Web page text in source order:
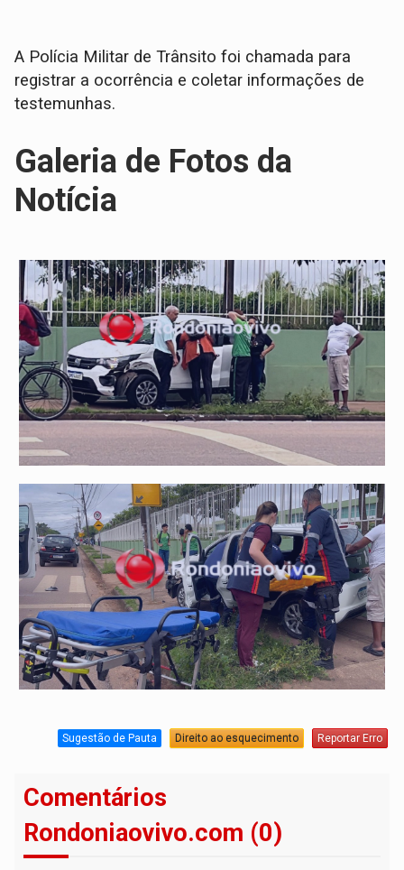
​A Polícia Militar de Trânsito foi chamada para
registrar a ocorrência e coletar informações de
testemunhas.
Galeria de Fotos da
Notícia
Sugestão de Pauta Direito ao esquecimento Reportar Erro
Comentários
Rondoniaovivo.com (0)